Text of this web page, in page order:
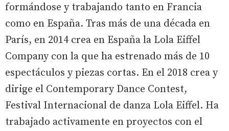
formándose y trabajando tanto en Francia
como en España. Tras más de una década en
París, en 2014 crea en España la Lola Eiffel
Company con la que ha estrenado más de 10
espectáculos y piezas cortas. En el 2018 crea y
dirige el Contemporary Dance Contest,
Festival Internacional de danza Lola Eiffel. Ha
trabajado activamente en proyectos con el